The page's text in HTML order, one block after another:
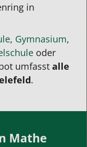
in
, Gymnasium,
oder
umfasst alle
.
Mathe